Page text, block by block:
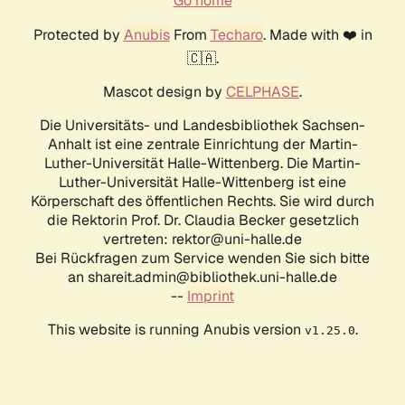
Protected by AnubisFrom Techaro. Made with ❤️ in
🇨🇦.
Mascot design by CELPHASE.
Die Universitäts- und Landesbibliothek Sachsen-
Anhalt ist eine zentrale Einrichtung der Martin-
Luther-Universität Halle-Wittenberg. Die Martin-
Luther-Universität Halle-Wittenberg ist eine
Körperschaft des öffentlichen Rechts. Sie wird durch
die Rektorin Prof. Dr. Claudia Becker gesetzlich
vertreten: rektor@uni-halle.de
Bei Rückfragen zum Service wenden Sie sich bitte
an shareit.admin@bibliothek.uni-halle.de
-- Imprint
This website is running Anubis version v1.25.0.